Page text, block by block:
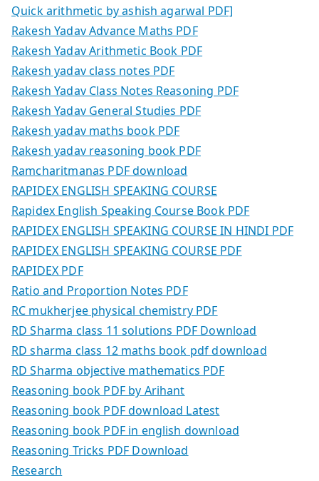
Quick arithmetic by ashish agarwal PDF]
Rakesh Yadav Advance Maths PDF
Rakesh Yadav Arithmetic Book PDF
Rakesh yadav class notes PDF
Rakesh Yadav Class Notes Reasoning PDF
Rakesh Yadav General Studies PDF
Rakesh yadav maths book PDF
Rakesh yadav reasoning book PDF
Ramcharitmanas PDF download
RAPIDEX ENGLISH SPEAKING COURSE
Rapidex English Speaking Course Book PDF
RAPIDEX ENGLISH SPEAKING COURSE IN HINDI PDF
RAPIDEX ENGLISH SPEAKING COURSE PDF
RAPIDEX PDF
Ratio and Proportion Notes PDF
RC mukherjee physical chemistry PDF
RD Sharma class 11 solutions PDF Download
RD sharma class 12 maths book pdf download
RD Sharma objective mathematics PDF
Reasoning book PDF by Arihant
Reasoning book PDF download Latest
Reasoning book PDF in english download
Reasoning Tricks PDF Download
Research